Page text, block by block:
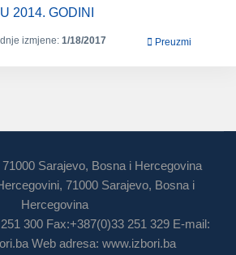
2014. GODINI
izmjene: 1/18/2017 Preuzmi
Sarajevo, Bosna i Hercegovina
71000 Sarajevo, Bosna i
Hercegovina
300 Fax:+387(0)33 251 329 E-mail:
Web adresa: www.izbori.ba